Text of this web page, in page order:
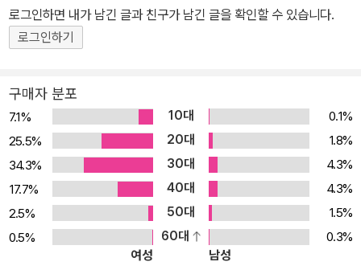
고 싶어 한다. 이러한 인간의 욕망을 100% 채워주는 책, <차홍의 셀
프 동안 헤어법>은 모든 연령을 아우르는 남녀의 헤어 스타일링을 소
개한다. 그동안 방송에서만 볼 수 있었던 차홍 헤어디자이너의 ‘셀프
들이 실제 나이보다 훨씬 어려 보이는 그날을 기다리며! 셀프 스타일
링 - 스스로 스타일링 독립하라! 헤어디자이너를 제외한 일반인들은
1년 중 300일이 넘는 날을 샴푸하고 스타일링 한다. 이 말은 결국 미
용실에서 머리를 하는 것보다 일상생활에서 스스로 하는 스타일링이
더 많은 부분을 차지하며 그만큼 중요하고 가치 있는 일이라 할 수 있
다. 이 책은 독자들의 ‘스타일링 독립의 날’이 올 것을 기대하며 그 날
이 더 빨리 올 수 있도록 도움이 되고자 한다. 여자에게는 메이크업만
큼 헤어 손질법이 중요한데, 이 책에서 많은 정보를 얻으셨으면 좋겠
로그인하면 내가 남긴 글과 친구가 남긴 글을 확인할 수 있습니다.
로그인하기
구매자 분포
7.1% 10대
0.1%
25.5%
20대
1.8%
34.3%
30대
4.3%
17.7%
40대
4.3%
2.5%
50대
1.5%
0.5%
60대
0.3%
여성
남성